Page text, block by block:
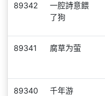
89342
一腔詩意餵
了狗
89341 腐草为萤
89340 千年游